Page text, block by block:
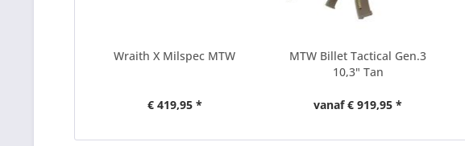
Wraith X Milspec MTW
€ 419,95 *
MTW Billet Tactical Gen.3
10,3" Tan
vanaf € 919,95 *